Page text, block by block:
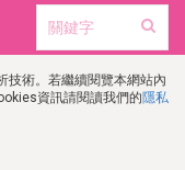
技術。若繼續閱覽本網站內
資訊請閱讀我們的隱私